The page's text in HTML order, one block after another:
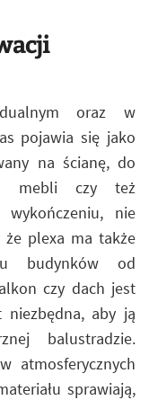
oraz w
pojawia się jako
na ścianę, do
mebli czy też
nie
plexa ma także
budynków od
czy dach jest
niezbędna, aby ją
balustradzie.
atmosferycznych
sprawiają,